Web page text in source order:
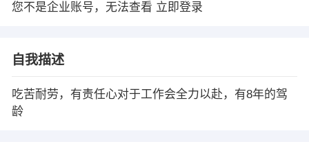
您不是企业账号，无法查看 立即登录
自我描述
吃苦耐劳，有责任心对于工作会全力以赴，有8年的驾
龄